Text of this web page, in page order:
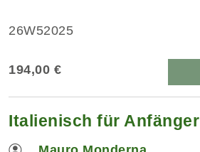
26W52025
194,00 €
Italienisch für Anfänger